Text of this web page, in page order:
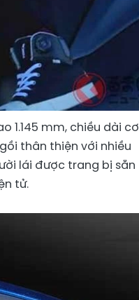
1.145 mm, chiều dài cơ
thân thiện với nhiều
lái được trang bị sẵn
tử.